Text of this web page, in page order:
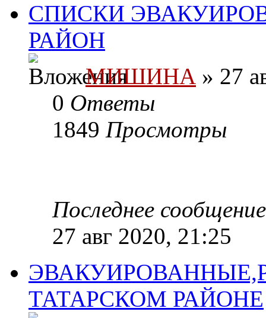
СПИСКИ
РАЙОН
МИШИНА » 27
0 Ответы
1849 Просмотры
Последнее
27 авг 2020, 21:25
ТАТАРСКОМ РАЙОНЕ